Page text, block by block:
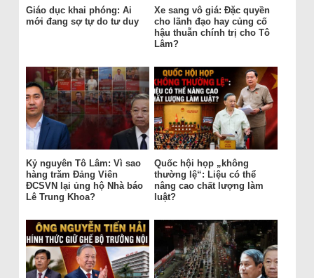
Giáo dục khai phóng: Ai
mới đang sợ tự do tư duy
Xe sang vô giá: Đặc quyền
cho lãnh đạo hay củng cố
hậu thuẫn chính trị cho Tô
Lâm?
Kỷ nguyên Tô Lâm: Vì sao
hàng trăm Đảng Viên
ĐCSVN lại ủng hộ Nhà báo
Lê Trung Khoa?
Quốc hội họp „không
thường lệ“: Liệu có thể
nâng cao chất lượng làm
luật?